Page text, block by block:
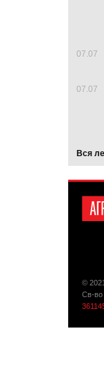
07.07
07.07
Вся
©
Св-во